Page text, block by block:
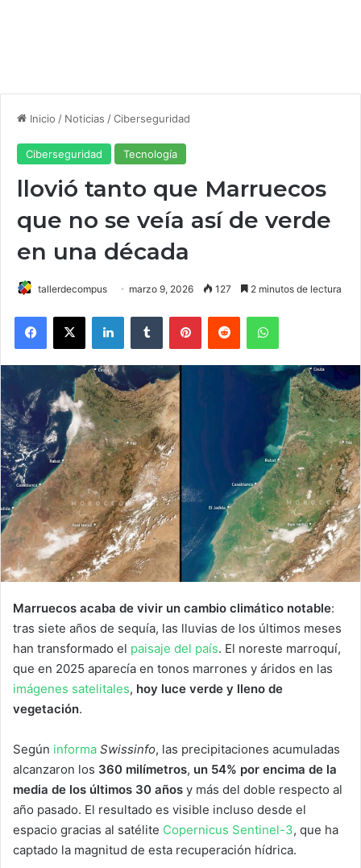
Inicio / Noticias /Ciberseguridad
Ciberseguridad Tecnología
llovió tanto que Marruecos
que no se veía así de verde
en una década
tallerdecompus marzo 9, 2026 127 2 minutos de lectura
Marruecos acaba de vivir un cambio climático notable:
tras siete años de sequía, las lluvias de los últimos meses
han transformado el paisaje del país. El noreste marroquí,
que en 2025 aparecía en tonos marrones y áridos en las
imágenes satelitales, hoy luce verde y lleno de
vegetación.
Según informa Swissinfo, las precipitaciones acumuladas
alcanzaron los 360 milímetros, un 54% por encima de la
media de los últimos 30 años y más del doble respecto al
año pasado. El resultado es visible incluso desde el
espacio gracias al satélite Copernicus Sentinel-3, que ha
captado la magnitud de esta recuperación hídrica.